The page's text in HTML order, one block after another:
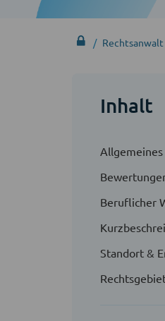
Rechtsanwalt
Inhalt
Allgemeines
Beruflicher
Standort &